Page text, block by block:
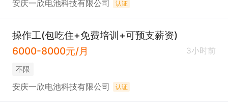
安庆一欣电池科技有限公司 认证
操作工(包吃住+免费培训+可预支薪资)
6000-8000元/月
3小时前
不限
安庆一欣电池科技有限公司 认证